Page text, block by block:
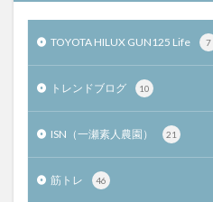
TOYOTA HILUX GUN125 Life 7
トレンドブログ 10
ISN（一瀬素人農園） 21
筋トレ 46